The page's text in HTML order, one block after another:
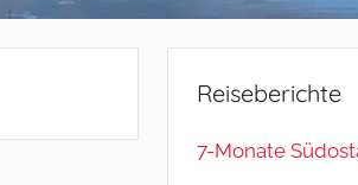
Reiseberichte
7-Monate